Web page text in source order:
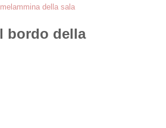
della sala
bordo della